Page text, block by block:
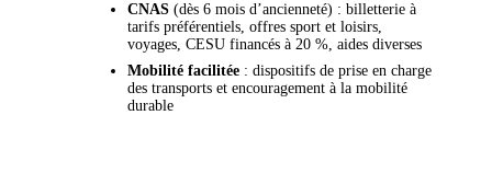
CNAS (dès 6 mois d’ancienneté) : billetterie à
tarifs préférentiels, offres sport et loisirs,
voyages, CESU financés à 20 %, aides diverses
Mobilité facilitée : dispositifs de prise en charge
des transports et encouragement à la mobilité
durable